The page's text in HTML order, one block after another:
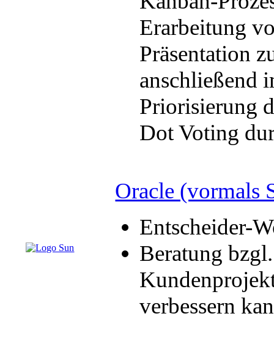
Erarbeitung
Präsentation
anschließend
Priorisierung
Dot Voting
Oracle (vormals
Entscheider-
Beratung
verbessern